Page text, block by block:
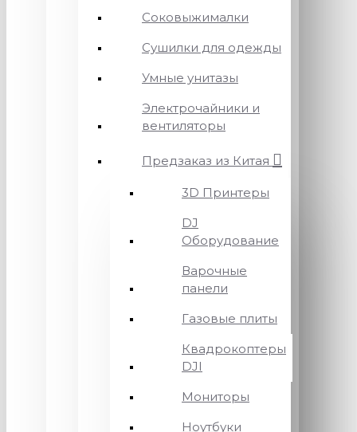
Соковыжималки
Сушилки для одежды
Умные унитазы
Электрочайники и
вентиляторы
Предзаказ из Китая
3D Принтеры
DJ
Оборудование
Варочные
панели
Газовые плиты
Квадрокоптеры
DJI
Мониторы
Ноутбуки